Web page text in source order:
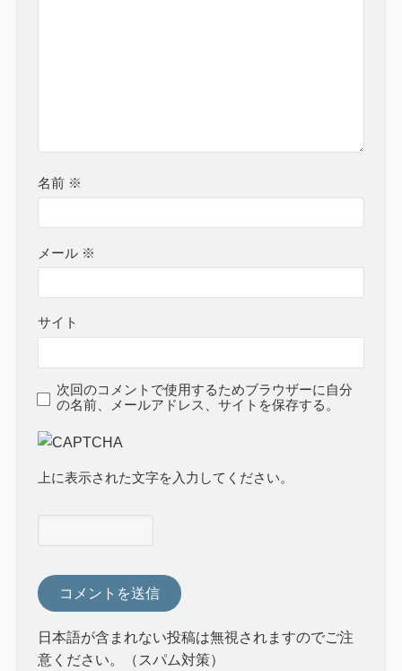
名前 ※
メール ※
サイト
次回のコメントで使用するためブラウザーに自分
の名前、メールアドレス、サイトを保存する。
上に表示された文字を入力してください。
日本語が含まれない投稿は無視されますのでご注
意ください。（スパム対策）